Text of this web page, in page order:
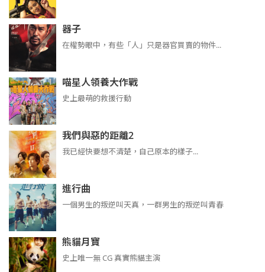
器子
在權勢眼中，有些「人」只是器官買賣的物件...
喵星人領養大作戰
史上最萌的救援行動
我們與惡的距離2
我已經快要想不清楚，自己原本的樣子...
進行曲
​​​一個男生的叛逆叫天真，一群男生的叛逆叫青春
熊貓月寶
史上唯一無 CG 真實熊貓主演